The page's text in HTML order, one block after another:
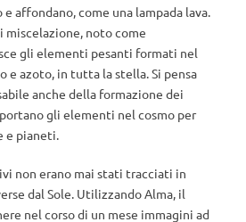
affondano, come una lampada lava.
noto come
gli elementi pesanti formati nel
e azoto, in tutta la stella. Si pensa
anche della formazione dei
gli elementi nel cosmo per
e pianeti.
non erano mai stati tracciati in
dal Sole. Utilizzando Alma, il
nel corso di un mese immagini ad